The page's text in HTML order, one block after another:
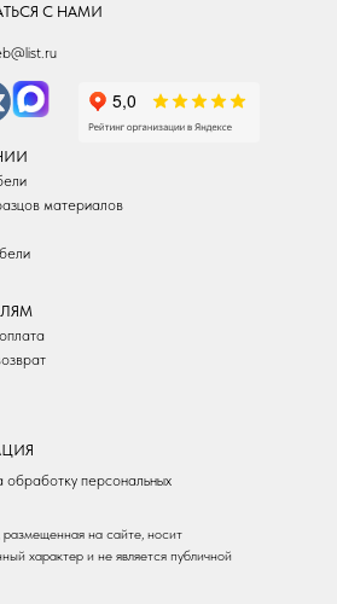
обработку персональных
материалов
на сайте, носит
характер и не является публичной
С НАМИ